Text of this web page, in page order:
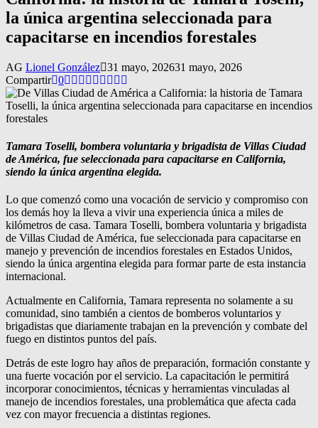
la única argentina seleccionada para
capacitarse en incendios forestales
AG Lionel González 31 mayo, 202631 mayo, 2026
Compartir 0
Tamara Toselli, bombera voluntaria y brigadista de Villas Ciudad
de América, fue seleccionada para capacitarse en California,
siendo la única argentina elegida.
Lo que comenzó como una vocación de servicio y compromiso con
los demás hoy la lleva a vivir una experiencia única a miles de
kilómetros de casa. Tamara Toselli, bombera voluntaria y brigadista
de Villas Ciudad de América, fue seleccionada para capacitarse en
manejo y prevención de incendios forestales en Estados Unidos,
siendo la única argentina elegida para formar parte de esta instancia
internacional.
Actualmente en California, Tamara representa no solamente a su
comunidad, sino también a cientos de bomberos voluntarios y
brigadistas que diariamente trabajan en la prevención y combate del
fuego en distintos puntos del país.
Detrás de este logro hay años de preparación, formación constante y
una fuerte vocación por el servicio. La capacitación le permitirá
incorporar conocimientos, técnicas y herramientas vinculadas al
manejo de incendios forestales, una problemática que afecta cada
vez con mayor frecuencia a distintas regiones.